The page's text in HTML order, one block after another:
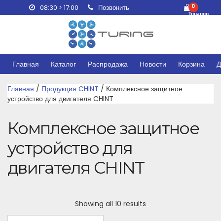
08:30 > 17:00 Позвонить
0
Товаров
Главная Каталог Распродажа Новости Корзина
Главная / Продукция CHINT / Комплексное защитное
устройство для двигателя CHINT
Комплексное защитное
устройство для
двигателя CHINT
Showing all 10 results